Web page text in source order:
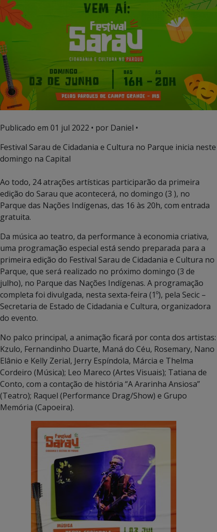
Publicado em 01 jul 2022 • por Daniel •
Festival Sarau de Cidadania e Cultura no Parque inicia neste
domingo na Capital
Ao todo, 24 atrações artísticas participarão da primeira
edição do Sarau que acontecerá, no domingo (3 ), no
Parque das Nações Indígenas, das 16 às 20h, com entrada
gratuita.
Da música ao teatro, da performance à economia criativa,
uma programação especial está sendo preparada para a
primeira edição do Festival Sarau de Cidadania e Cultura no
Parque, que será realizado no próximo domingo (3 de
julho), no Parque das Nações Indígenas. A programação
completa foi divulgada, nesta sexta-feira (1º), pela Secic –
Secretaria de Estado de Cidadania e Cultura, organizadora
do evento.
No palco principal, a animação ficará por conta dos artistas:
Kzulo, Fernandinho Duarte, Maná do Céu, Rosemary, Nano
Elânio e Kelly Zerial, Jerry Espíndola, Márcia e Thelma
Cordeiro (Música); Leo Mareco (Artes Visuais); Tatiana de
Conto, com a contação de história “A Ararinha Ansiosa”
(Teatro); Raquel (Performance Drag/Show) e Grupo
Memória (Capoeira).